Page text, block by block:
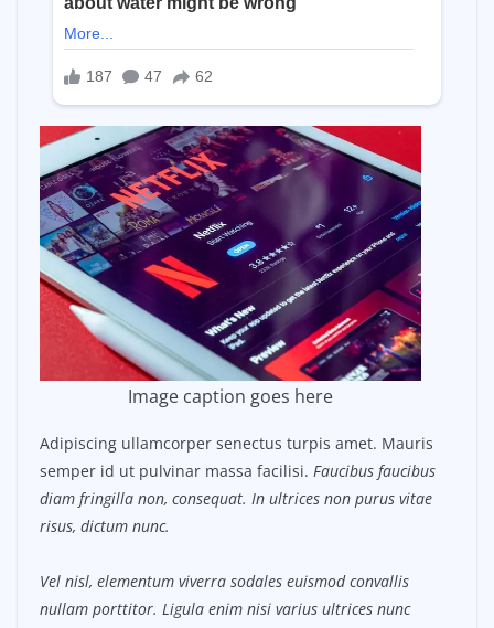
Image caption goes here
Adipiscing ullamcorper senectus turpis amet. Mauris
semper id ut pulvinar massa facilisi. Faucibus faucibus
diam fringilla non, consequat. In ultrices non purus vitae
risus, dictum nunc.
Vel nisl, elementum viverra sodales euismod convallis
nullam porttitor. Ligula enim nisi varius ultrices nunc